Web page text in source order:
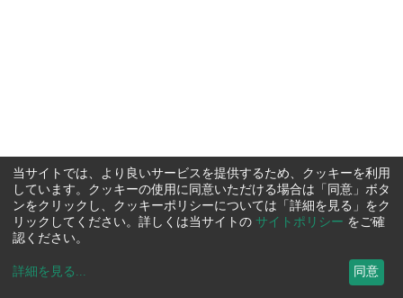
当サイトでは、より良いサービスを提供するため、クッキーを利用
しています。クッキーの使用に同意いただける場合は「同意」ボタ
ンをクリックし、クッキーポリシーについては「詳細を見る」をク
リックしてください。詳しくは当サイトの サイトポリシー をご確
認ください。
詳細を見る ... 同意